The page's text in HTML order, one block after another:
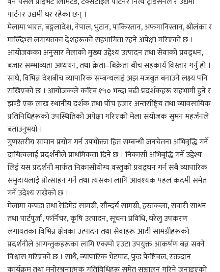
पार्टनर उद्यमी घर रहेका छन् ।
मेलामा भारत, बङ्गलादेश, नेपाल, भुटान, पाकिस्तान, अफगानिस्तान, श्रीलंका र
माल्दिभ्स लगायतका देशहरूको सहभागिता रहने अपेक्षा गरिएको छ ।
आयोजकका अनुसार मेलाको मुख्य उद्देश्य उत्पादन तथा सेवाको प्रवद्र्धन,
बजार सम्भाव्यता अध्ययन, तथा क्रेता–बिक्रेता बीच सहकार्य विस्तार गर्नु हो ।
साथै, विभिन्न देशबीच व्यापारिक सम्बन्धलाई अझ मजबुत बनाउने लक्ष्य पनि
राखिएको छ । आयोजकले करिब १५० भन्दा बढी प्रदर्शकहरू सहभागी हुने र
झण्डै एक लाख स्थानीय दर्शक तथा पाँच हजार अन्तर्राष्ट्रिय तथा व्यावसायिक
प्रतिनिधिहरूको उपस्थितिको अपेक्षा गरिएको मेला संयोजक सुमन महर्जनले
बताउनुभयो ।
गुणस्तरीय सामान प्रयोग गर्न उपभोक्ता हित सम्बन्धी जनचेतना अभिवृद्धि गर्ने
दायित्वलाई प्रदर्शनीले प्राथमिकता दिने छ । निकासी अभिबृद्धि गर्ने उद्देश्य
लिई यस प्रदर्शनी मार्फत निकासीयोग्य वस्तुको प्रवद्र्घन गर्न सबै व्यापारिक
समुदायलाई प्रोत्साहन गर्ने तथा त्यसका लागि आवश्यक पहल कदमी समेत
गर्ने उदेश्य राखेको छ ।
मेलामा कपडा तथा रेडिमेड सामग्री, सौन्दर्य सामग्री, हस्तकला, सवारी साधन
तथा पार्टपुर्जा, फर्निचर, कृषि उत्पादन, सूचना प्रविधि, घरेलु उपकरण
लगायतका विभिन्न क्षेत्रका उत्पादन तथा सेवाहरू आदी सामग्रीहरूको
प्रदर्शनीले आगन्तुकहरूका लागि एक्स्पो एउटा उपयुक्त आकर्षण बन्न सक्ने
विश्वास गरिएको छ । साथै, व्यापारिक भेटघाट, फुड फेष्टिवल, रक्तदान